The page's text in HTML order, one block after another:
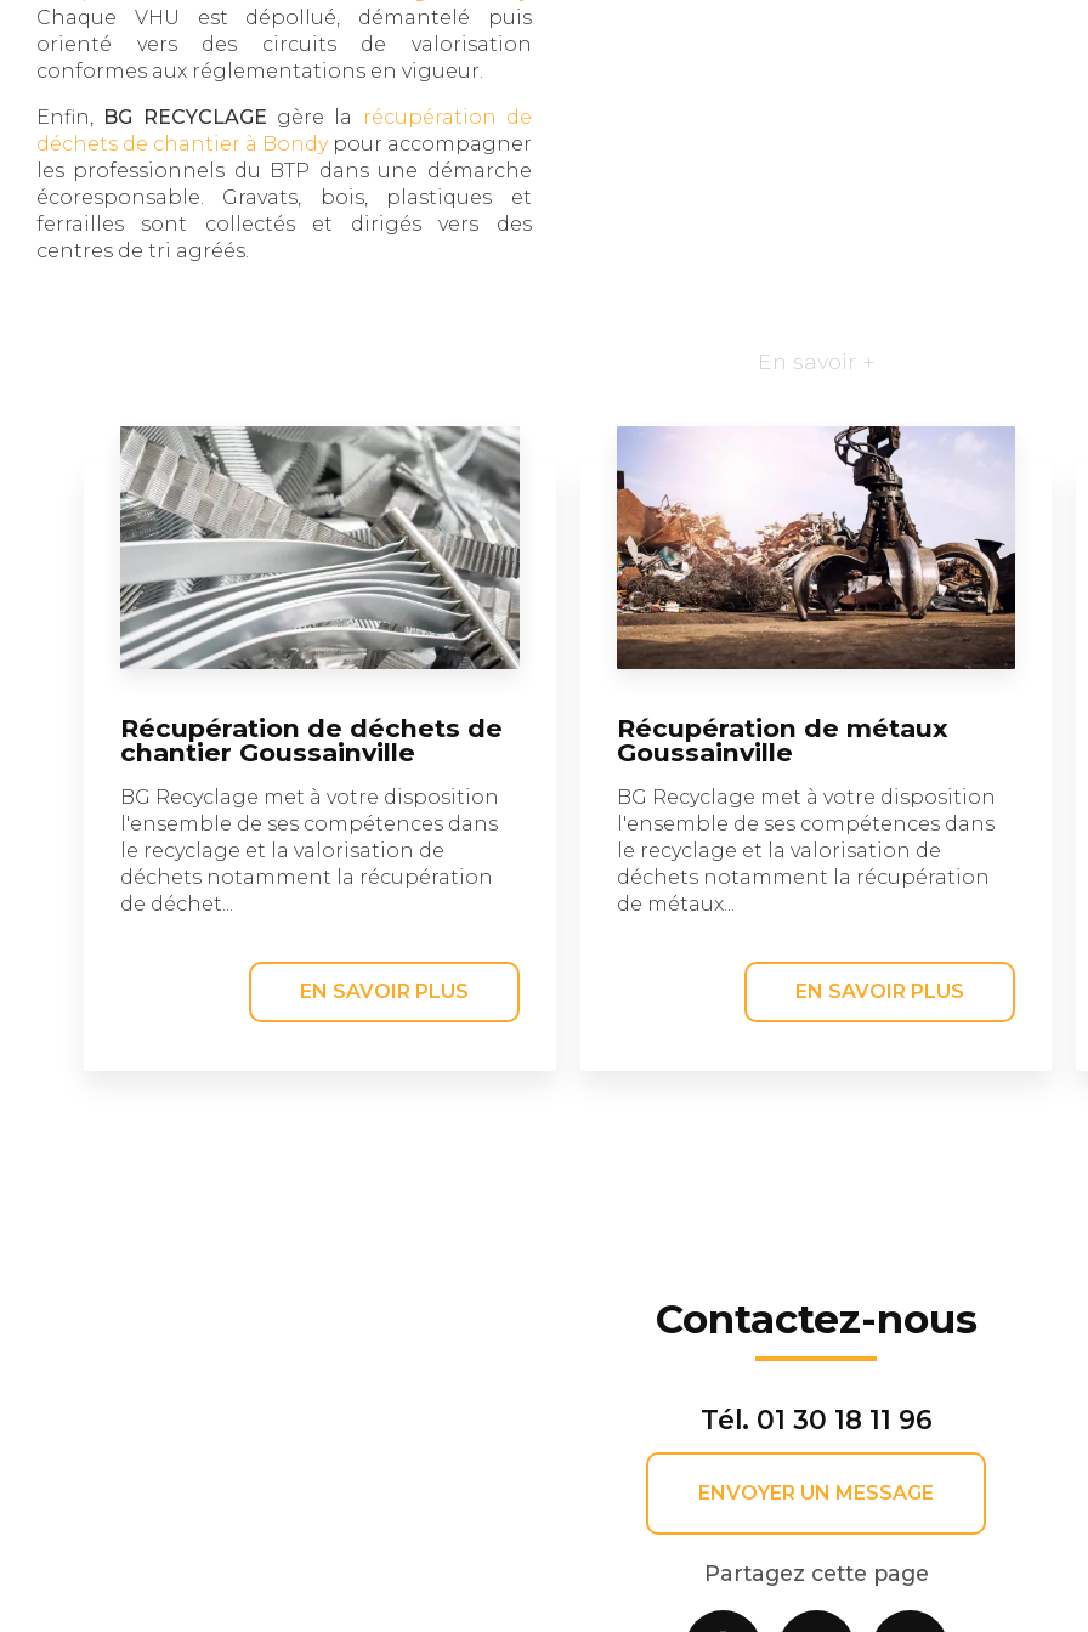
Chaque VHU est dépollué, démantelé puis
orienté vers des circuits de valorisation
conformes aux réglementations en vigueur.
Enfin, BG RECYCLAGE gère la
récupération de
déchets de chantier à Bondypour accompagner
les professionnels du BTP dans une démarche
écoresponsable. Gravats, bois, plastiques et
ferrailles sont collectés et dirigés vers des
centres de tri agréés.
En savoir +
Récupération de déchets de
chantier Goussainville
BG Recyclage met à votre disposition
l'ensemble de ses compétences dans
le recyclage et la valorisation de
déchets notamment la récupération
de déchet...
EN SAVOIR PLUS
Récupération de métaux
Goussainville
BG Recyclage met à votre disposition
l'ensemble de ses compétences dans
le recyclage et la valorisation de
déchets notamment la récupération
de métaux...
EN SAVOIR PLUS
Contactez-nous
Tél. 01 30 18 11 96
ENVOYER UN MESSAGE
Partagez cette page
Facebook